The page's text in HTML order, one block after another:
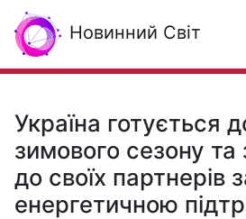
Новинний Світ
Україна готується
зимового сезону та
до своїх партнерів
енергетичною